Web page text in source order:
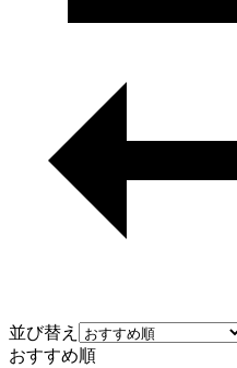
並び替え
おすすめ順